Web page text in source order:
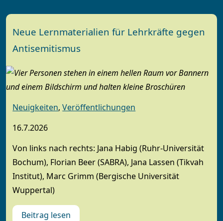
Neue Lernmaterialien für Lehrkräfte gegen
Antisemitismus
Neuigkeiten,Veröffentlichungen
16.7.2026
Von links nach rechts: Jana Habig (Ruhr-Universität
Bochum), Florian Beer (SABRA), Jana Lassen (Tikvah
Institut), Marc Grimm (Bergische Universität
Wuppertal)
Beitrag lesen